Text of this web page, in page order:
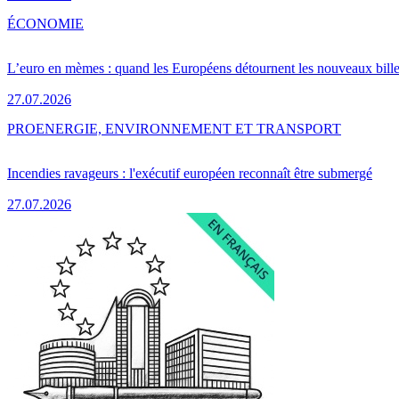
L’euro en mèmes : quand les Européens détournent les nouveaux
27.07.2026
ÉCONOMIE
Incendies ravageurs : l'exécutif européen reconnaît être submergé
27.07.2026
PROENERGIE, ENVIRONNEMENT ET TRANSPORT